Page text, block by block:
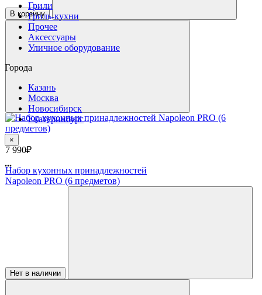
В корзину
7 990₽
Набор кухонных принадлежностей
Napoleon PRO (6 предметов)
Нет в наличии
Грили
Гриль-кухни
Прочее
Аксессуары
Уличное оборудование
Города
Казань
Москва
Новосибирск
Екатеринбург
×
...